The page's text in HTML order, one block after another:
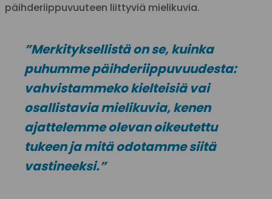
päihderiippuvuuteen liittyviä mielikuvia.
”Merkityksellistä on se, kuinka
puhumme päihderiippuvuudesta:
vahvistammeko kielteisiä vai
osallistavia mielikuvia, kenen
ajattelemme olevan oikeutettu
tukeen ja mitä odotamme siitä
vastineeksi.”